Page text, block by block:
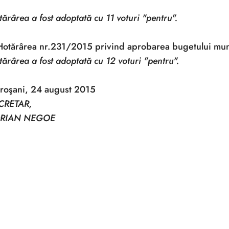
a fost adoptată cu 11 voturi "pentru".
nr.231/2015 privind aprobarea bugetului
a fost adoptată cu 12 voturi "pentru".
24 august 2015
NEGOE